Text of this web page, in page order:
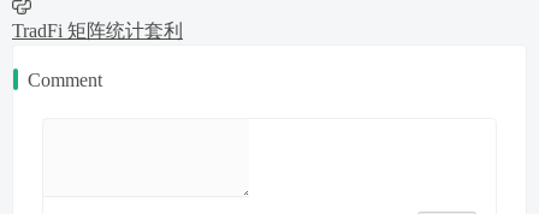
TradFi 矩阵统计套利
Comment